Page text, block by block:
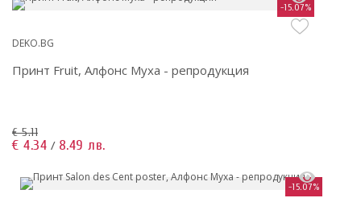
-15.07%
DEKO.BG
Принт Fruit, Алфонс Муха - репродукция
€ 5.11
€ 4.34 / 8.49 лв.
-15.07%